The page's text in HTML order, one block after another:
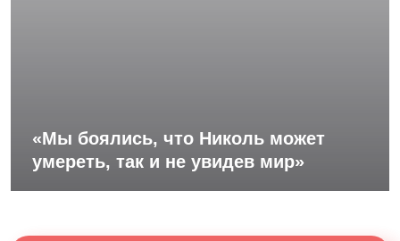
«Мы боялись, что Николь может
умереть, так и не увидев мир»